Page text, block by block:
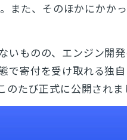
また、そのほかにかか
いものの、エンジン開
で寄付を受け取れる独
のたび正式に公開されま